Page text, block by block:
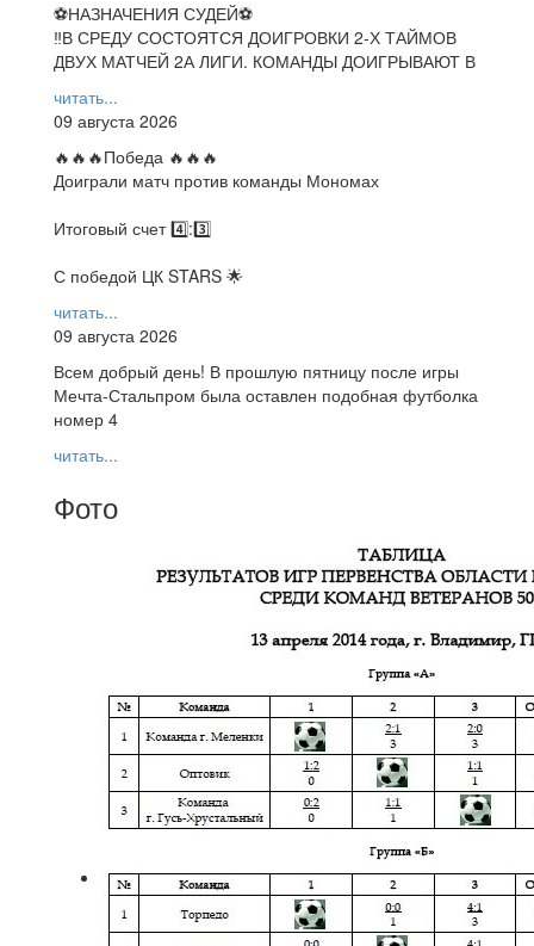
⚽НАЗНАЧЕНИЯ СУДЕЙ⚽
‼В СРЕДУ СОСТОЯТСЯ ДОИГРОВКИ 2-Х ТАЙМОВ
ДВУХ МАТЧЕЙ 2А ЛИГИ. КОМАНДЫ ДОИГРЫВАЮТ В
читать...
09 августа 2026
🔥🔥🔥Победа 🔥🔥🔥
Доиграли матч против команды Мономах
Итоговый счет 4️⃣:3️⃣
С победой ЦК STARS 🌟
читать...
09 августа 2026
Всем добрый день! В прошлую пятницу после игры
Мечта-Стальпром была оставлен подобная футболка
номер 4
читать...
Фото